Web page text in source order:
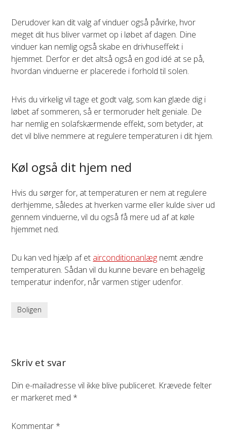
Derudover kan dit valg af vinduer også påvirke, hvor
meget dit hus bliver varmet op i løbet af dagen. Dine
vinduer kan nemlig også skabe en drivhuseffekt i
hjemmet. Derfor er det altså også en god idé at se på,
hvordan vinduerne er placerede i forhold til solen.
Hvis du virkelig vil tage et godt valg, som kan glæde dig i
løbet af sommeren, så er termoruder helt geniale. De
har nemlig en solafskærmende effekt, som betyder, at
det vil blive nemmere at regulere temperaturen i dit hjem.
Køl også dit hjem ned
Hvis du sørger for, at temperaturen er nem at regulere
derhjemme, således at hverken varme eller kulde siver ud
gennem vinduerne, vil du også få mere ud af at køle
hjemmet ned.
Du kan ved hjælp af et airconditionanlæg nemt ændre
temperaturen. Sådan vil du kunne bevare en behagelig
temperatur indenfor, når varmen stiger udenfor.
Boligen
Skriv et svar
Din e-mailadresse vil ikke blive publiceret. Krævede felter
er markeret med *
Kommentar *